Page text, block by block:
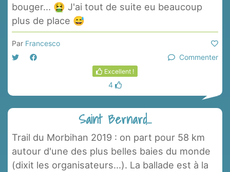
bouger... 🤮 J'ai tout de suite eu beaucoup
plus de place 😅
Par Francesco
Commenter
Excellent !
4
Saint Bernard...
Trail du Morbihan 2019 : on part pour 58 km
autour d'une des plus belles baies du monde
(dixit les organisateurs...). La ballade est à la